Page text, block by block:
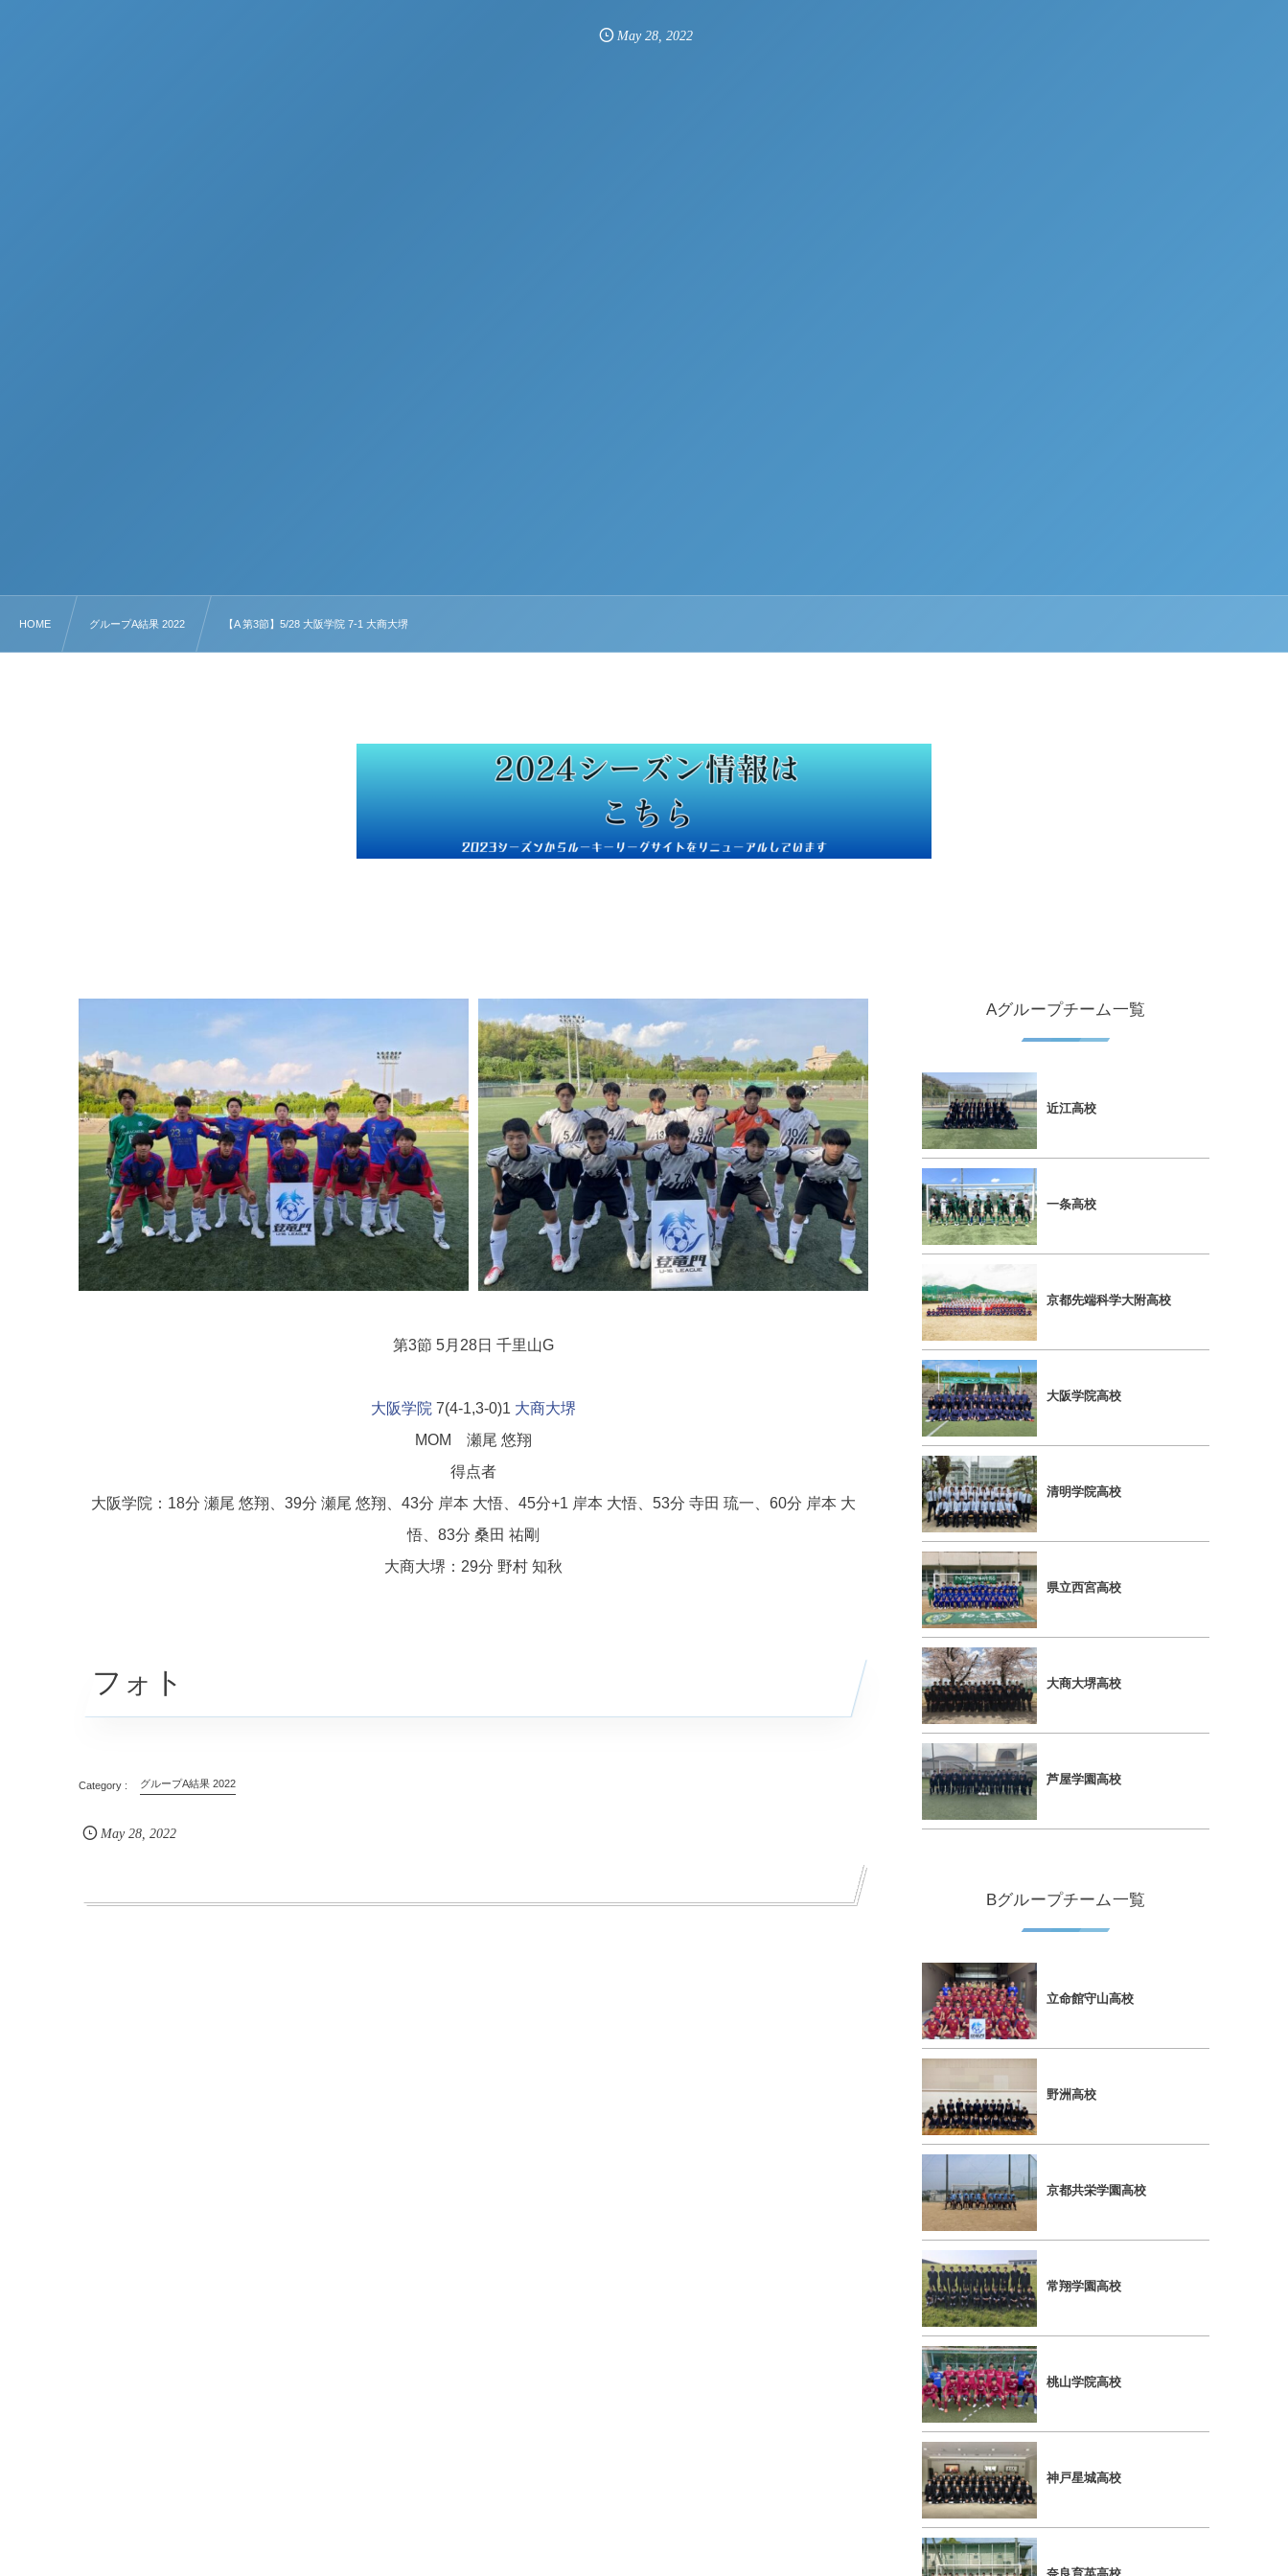
May 28,2022
HOME グループA結果 2022 【A 第3節】5/28 大阪学院 7-1 大商大堺
第3節 5月28日 千里山G
大阪学院 7(4-1,3-0)1 大商大堺
MOM 瀬尾 悠翔
得点者
大阪学院：18分 瀬尾 悠翔、39分 瀬尾 悠翔、43分 岸本 大悟、45分+1 岸本 大悟、53分 寺田 琉一、60分 岸本 大
悟、83分 桑田 祐剛
大商大堺：29分 野村 知秋
フォト
グループA結果 2022
May 28,2022
Aグループチーム一覧
近江高校
一条高校
京都先端科学大附高校
大阪学院高校
清明学院高校
県立西宮高校
大商大堺高校
芦屋学園高校
Bグループチーム一覧
立命館守山高校
野洲高校
京都共栄学園高校
常翔学園高校
桃山学院高校
神戸星城高校